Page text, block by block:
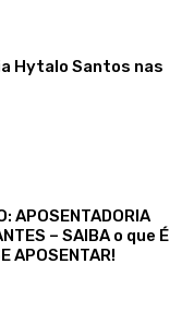
Hytalo Santos nas
APOSENTADORIA
– SAIBA o que É
APOSENTAR!